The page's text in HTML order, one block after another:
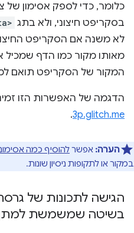
כלומר, כדי לספק אסימון
בסקריפט חיצוני, ולא בתג
לא משנה אם הסקריפט
מאותו מקור כמו הדף שמכיל
המקור של הסקריפט תואם
הדגמה של האפשרות הזו
3p.glitch.me
.
הערה: אפשרלהוסיף כמה
במקור או לתקופות ניסיון שונות.
הגישה לתכונות של
בשיטה שמשמשת למתן